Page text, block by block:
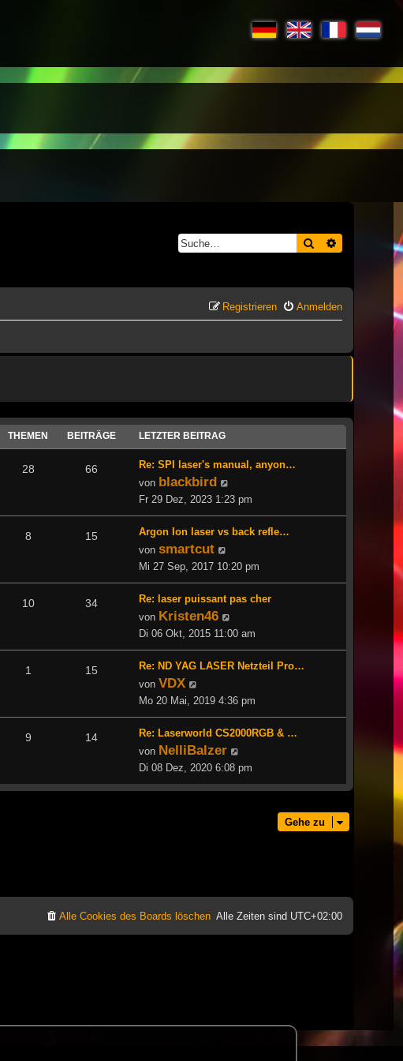
Suche Erweiterte
Anmelden
Registrieren
THEMEN BEITRÄGE LETZTER BEITRAG
28 66
Re: SPI laser's manual, anyon…
von blackbird
Beitrag
Fr 29 Dez, 2023 1:23 pm
8 15
Argon Ion laser vs back refle…
von smartcut
Beitrag
Mi 27 Sep, 2017 10:20 pm
10 34
Re: laser puissant pas cher
von Kristen46
Beitrag
Di 06 Okt, 2015 11:00 am
1 15
Re: ND YAG LASER Netzteil Pro…
von VDX
Beitrag
Mo 20 Mai, 2019 4:36 pm
9 14
Re: Laserworld CS2000RGB & …
von NelliBalzer
Beitrag
Di 08 Dez, 2020 6:08 pm
Gehe zu
Alle Zeiten sind UTC+02:00
Alle Cookies des Boards löschen